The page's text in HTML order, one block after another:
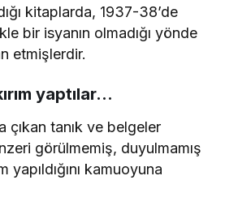
kitaplarda, 1937-38’de
bir isyanın olmadığı yönde
etmişlerdir.
yaptılar…
çıkan tanık ve belgeler
görülmemiş, duyulmamış
kamuoyuna